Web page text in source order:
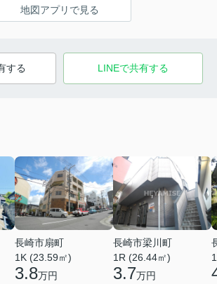
地図アプリで見る
する LINEで共有する
長崎市扇町
1K (23.59㎡)
3.8万円
長崎市梁川町
1R (26.44㎡)
3.7万円